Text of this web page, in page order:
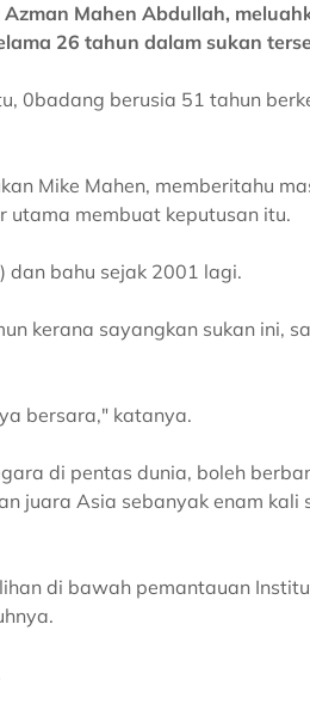
Mahen Abdullah,
26 tahun dalam sukan
0badang berusia 51 tahun
Mike Mahen, memberitahu
utama membuat keputusan itu.
dan bahu sejak 2001 lagi.
kerana sayangkan sukan ini,
bersara," katanya.
di pentas dunia, boleh
juara Asia sebanyak enam kali
di bawah pemantauan